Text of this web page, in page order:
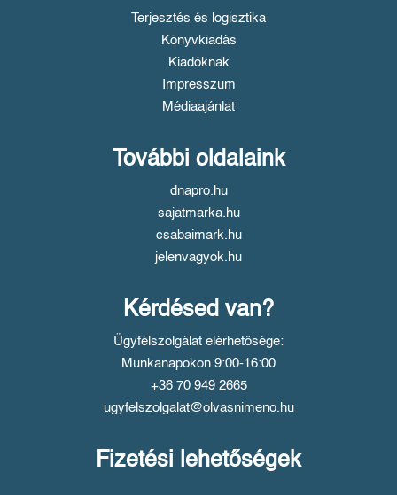
Terjesztés és logisztika
Könyvkiadás
Kiadóknak
Impresszum
Médiaajánlat
További oldalaink
dnapro.hu
sajatmarka.hu
csabaimark.hu
jelenvagyok.hu
Kérdésed van?
Ügyfélszolgálat elérhetősége:
Munkanapokon 9:00-16:00
+36 70 949 2665
ugyfelszolgalat@olvasnimeno.hu
Fizetési lehetőségek